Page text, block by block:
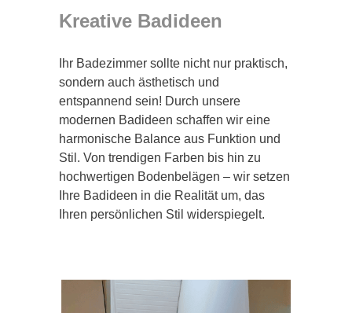
Kreative Badideen
Ihr Badezimmer sollte nicht nur praktisch,
sondern auch ästhetisch und
entspannend sein! Durch unsere
modernen Badideen schaffen wir eine
harmonische Balance aus Funktion und
Stil. Von trendigen Farben bis hin zu
hochwertigen Bodenbelägen – wir setzen
Ihre Badideen in die Realität um, das
Ihren persönlichen Stil widerspiegelt.